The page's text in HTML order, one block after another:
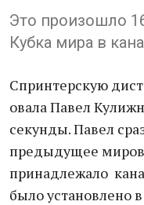
Это произошло
Кубка мира в
Спринтерскую
овала Павел
секунды. Павел
предыдущее
принадлежало
было установлено